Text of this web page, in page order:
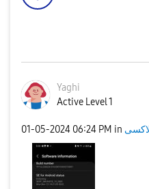
Yaghi
Active Level 1
‎01-05-2024 06:24 PM in